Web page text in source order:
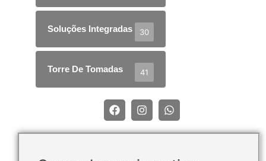
Soluções Integradas 30
Torre De Tomadas 41